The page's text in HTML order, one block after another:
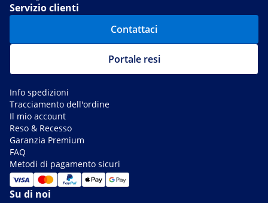
Servizio clienti
Contattaci
Portale resi
Info spedizioni
Tracciamento dell'ordine
Il mio account
Reso & Recesso
Garanzia Premium
FAQ
Metodi di pagamento sicuri
Su di noi